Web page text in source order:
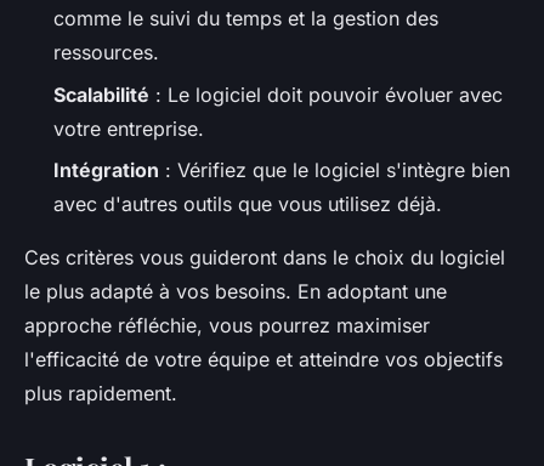
comme le suivi du temps et la gestion des
ressources.
Scalabilité : Le logiciel doit pouvoir évoluer avec
votre entreprise.
Intégration : Vérifiez que le logiciel s'intègre bien
avec d'autres outils que vous utilisez déjà.
Ces critères vous guideront dans le choix du logiciel
le plus adapté à vos besoins. En adoptant une
approche réfléchie, vous pourrez maximiser
l'efficacité de votre équipe et atteindre vos objectifs
plus rapidement.